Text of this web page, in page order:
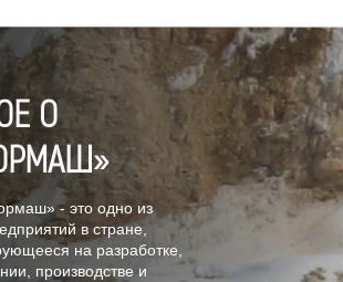
О
- это одно из
в стране,
на разработке,
производстве и